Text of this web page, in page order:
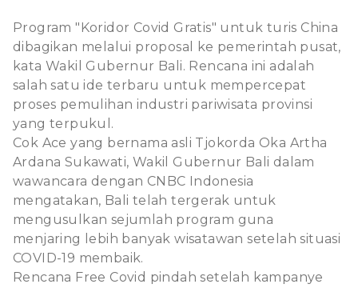
Program "Koridor Covid Gratis" untuk turis China
dibagikan melalui proposal ke pemerintah pusat,
kata Wakil Gubernur Bali. Rencana ini adalah
salah satu ide terbaru untuk mempercepat
proses pemulihan industri pariwisata provinsi
yang terpukul.
Cok Ace yang bernama asli Tjokorda Oka Artha
Ardana Sukawati, Wakil Gubernur Bali dalam
wawancara dengan CNBC Indonesia
mengatakan, Bali telah tergerak untuk
mengusulkan sejumlah program guna
menjaring lebih banyak wisatawan setelah situasi
COVID-19 membaik.
Rencana Free Covid pindah setelah kampanye